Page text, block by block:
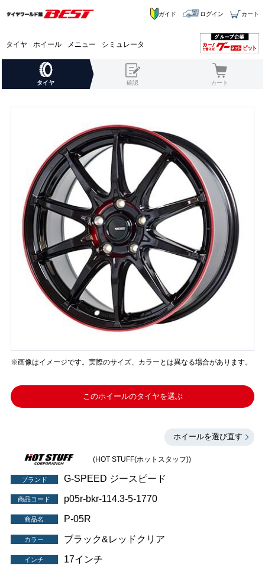
タイヤ ホイール メニュー シミュレータ
ガイド ログイン カート
タイヤ 確認 カート
※画像はイメージです。実際のサイズ、カラーとは異なる場合があります。
このホイールのタイヤを選ぶ
ホイールを選び直す
(HOT STUFF(ホットスタッフ))
ブランド G-SPEED ジースピード
商品コード p05r-bkr-114.3-5-1770
商品名 P-05R
カラー ブラック&レッドクリア
インチ 17インチ